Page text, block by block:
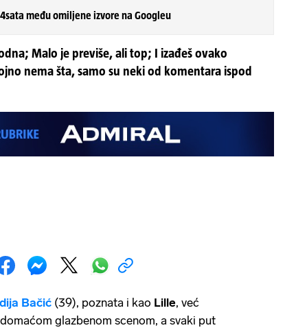
među omiljene izvore na Googleu
Malo je previše, ali top; I izađeš ovako
nema šta, samo su neki od komentara ispod
Bačić (39), poznata i kao Lille, već
glazbenom scenom, a svaki put